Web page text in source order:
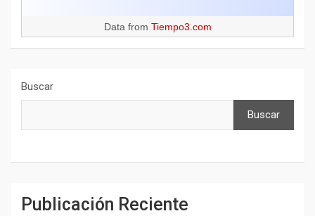
Data from Tiempo3.com
Buscar
Buscar
Publicación Reciente